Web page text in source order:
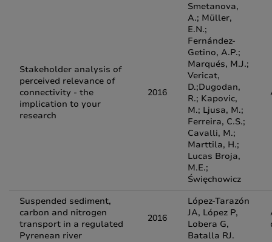
Stakeholder analysis of
perceived relevance of
connectivity - the
implication to your
research
2016
Smetanova,
A.; Müller,
E.N.;
Fernández-
Getino, A.P.;
Marqués, M.J.;
Vericat,
D.;Dugodan,
R.; Kapovic,
M.; Ljusa, M.;
Ferreira, C.S.;
Cavalli, M.;
Marttila, H.;
Lucas Broja,
M.E.;
Święchowicz
Suspended sediment,
carbon and nitrogen
transport in a regulated
Pyrenean river
2016
López-Tarazón
JA, López P,
Lobera G,
Batalla RJ.